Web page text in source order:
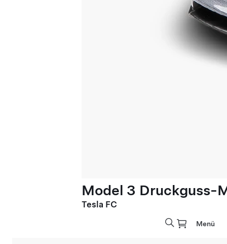
Model 3 Druckguss-
Tesla FC
Menü